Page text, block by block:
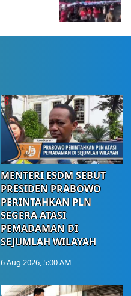
MENTERI ESDM SEBUT
PRESIDEN PRABOWO
PERINTAHKAN PLN
SEGERA ATASI
PEMADAMAN DI
SEJUMLAH WILAYAH
6 Aug 2026, 5:00 AM